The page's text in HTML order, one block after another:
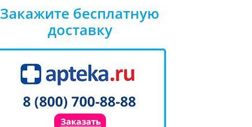
Закажите бесплатную
доставку